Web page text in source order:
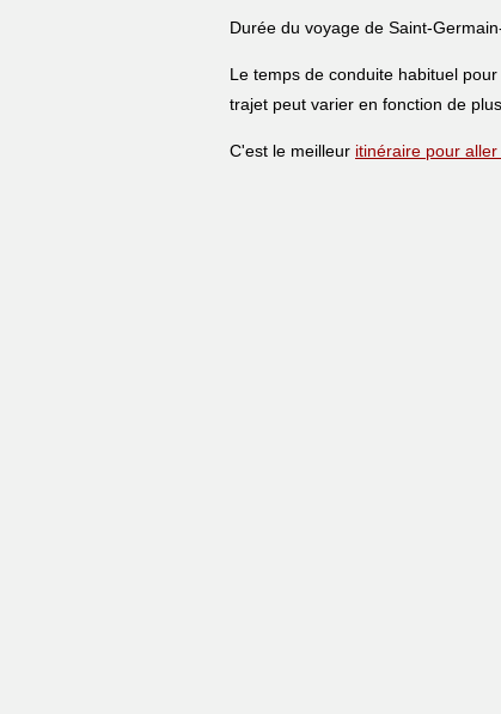
Durée du voyage de Saint-
Le temps de conduite habituel
trajet peut varier en fonction de
C'est le meilleur itinéraire pour